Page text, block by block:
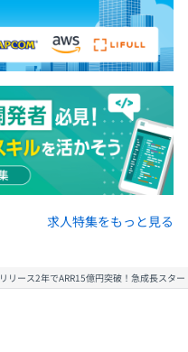
求人特集をもっと見る
リリース2年でARR15億円突破！急成長スタ